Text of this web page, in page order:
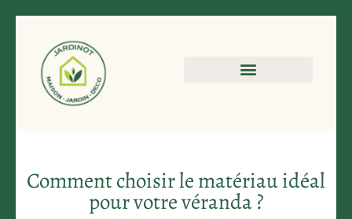
Comment choisir le matériau idéal
pour votre véranda ?